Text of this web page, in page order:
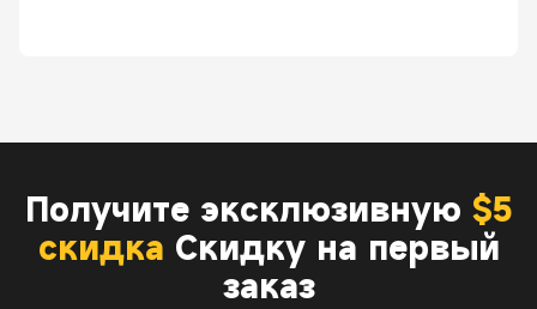
Получите эксклюзивную $5
скидка Скидку на первый
заказ